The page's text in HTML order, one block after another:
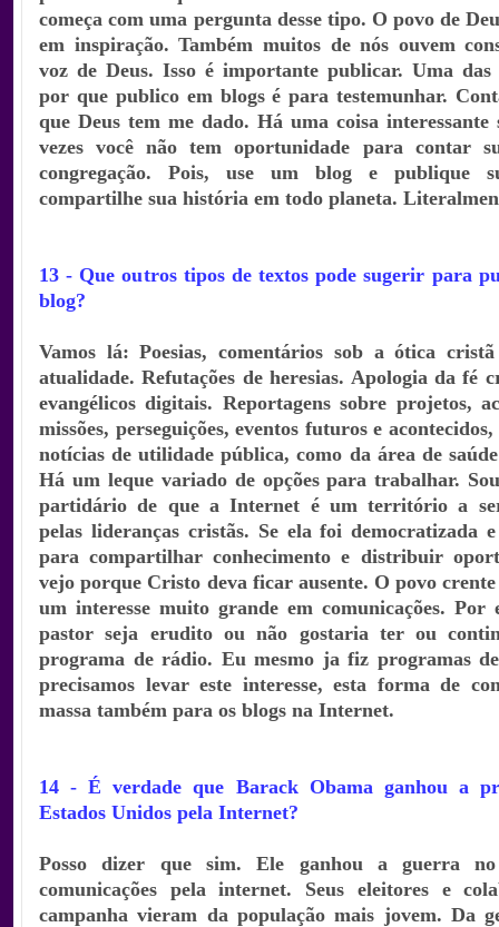
começa com uma pergunta desse tipo. O povo de
em inspiração. Também muitos de nós ouvem
voz de Deus. Isso é importante publicar. Uma das
por que publico em blogs é para testemunhar.
que Deus tem me dado. Há uma coisa interessante
vezes você não tem oportunidade para contar
congregação. Pois, use um blog e publique
compartilhe sua história em todo planeta.
13 - Que outros tipos de textos pode sugerir para
blog?
Vamos lá: Poesias, comentários sob a ótica
atualidade. Refutações de heresias. Apologia da fé
evangélicos digitais. Reportagens sobre projetos,
missões, perseguições, eventos futuros e
notícias de utilidade pública, como da área de
Há um leque variado de opções para trabalhar.
partidário de que a Internet é um território a
pelas lideranças cristãs. Se ela foi democratizada
para compartilhar conhecimento e distribuir
vejo porque Cristo deva ficar ausente. O povo
um interesse muito grande em comunicações. Por
pastor seja erudito ou não gostaria ter ou
programa de rádio. Eu mesmo ja fiz programas
precisamos levar este interesse, esta forma de
massa também para os blogs na Internet.
14 - É verdade que Barack Obama ganhou a
Estados Unidos pela Internet?
Posso dizer que sim. Ele ganhou a guerra
comunicações pela internet. Seus eleitores e
campanha vieram da população mais jovem. Da